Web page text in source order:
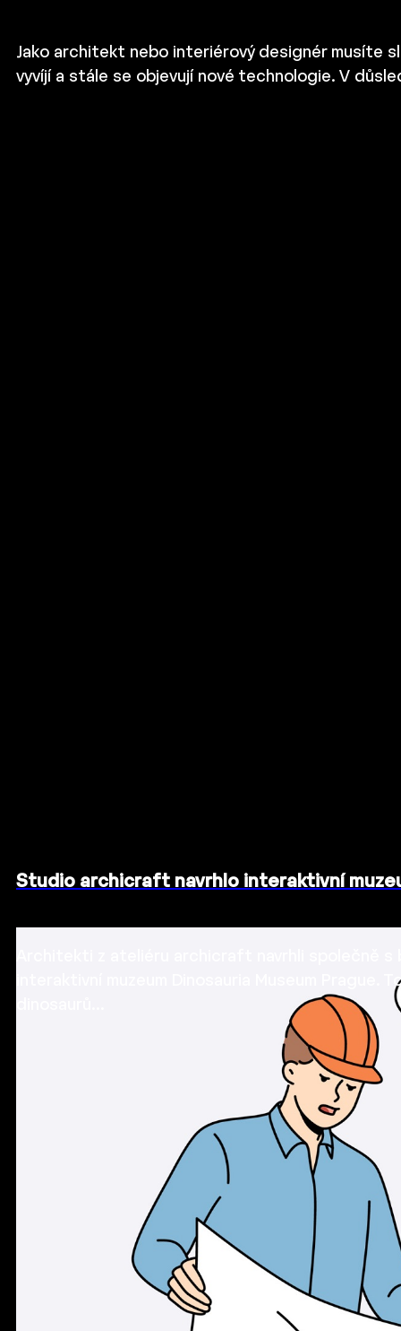
Jako architekt nebo interiérový designér musíte
vyvíjí a stále se objevují nové technologie. V
Studio archicraft navrhlo interaktivní
interaktivní muzeum Dinosauria Museum